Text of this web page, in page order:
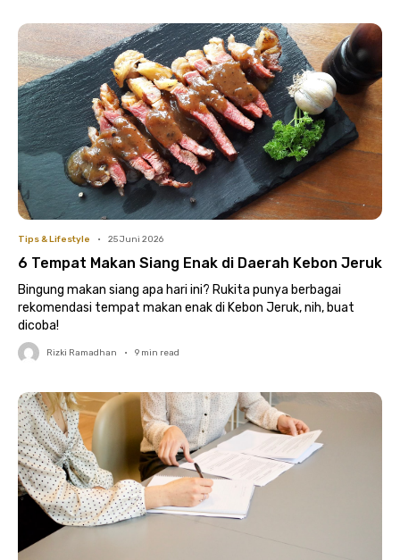
Tips & Lifestyle • 25 Juni 2026
6 Tempat Makan Siang Enak di Daerah Kebon Jeruk
Bingung makan siang apa hari ini? Rukita punya berbagai
rekomendasi tempat makan enak di Kebon Jeruk, nih, buat
dicoba!
Rizki Ramadhan • 9 min read